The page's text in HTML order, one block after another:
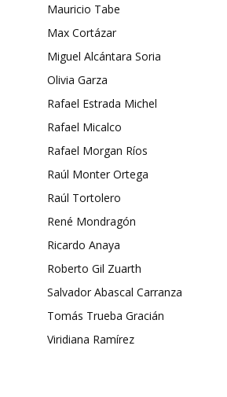
Mauricio Tabe
Max Cortázar
Miguel Alcántara Soria
Olivia Garza
Rafael Estrada Michel
Rafael Micalco
Rafael Morgan Ríos
Raúl Monter Ortega
Raúl Tortolero
René Mondragón
Ricardo Anaya
Roberto Gil Zuarth
Salvador Abascal Carranza
Tomás Trueba Gracián
Viridiana Ramírez